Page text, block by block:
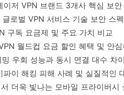
저 VPN 브랜드 3개사 핵심 보안
글로벌 VPN 서비스 기술 보안 스
구독 요금제 및 주요 가치 비교
월드컵 요금 할인 혜택 및 안
우회 성능과 동시 연결 대수 차
이 해킹 피해 사례 및 실질적인
더욱 빛나는 모바일 프라이버시